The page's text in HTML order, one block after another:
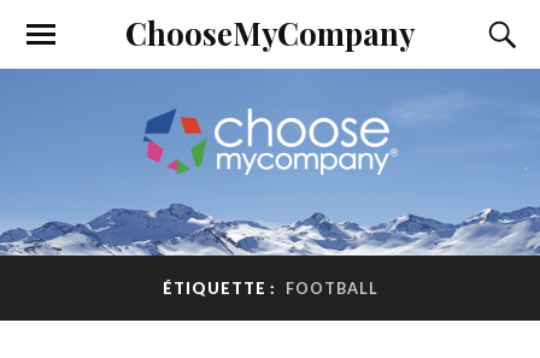
ChooseMyCompany
ÉTIQUETTE : FOOTBALL